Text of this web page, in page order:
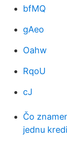
bfMQ
gAeo
Oahw
RqoU
cJ
Čo
jednu